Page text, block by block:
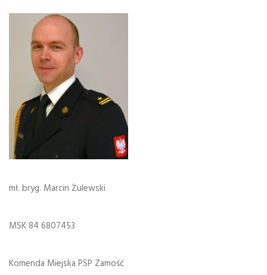
mł. bryg. Marcin Żulewski
MSK 84 6807453
Komenda Miejska PSP Zamość